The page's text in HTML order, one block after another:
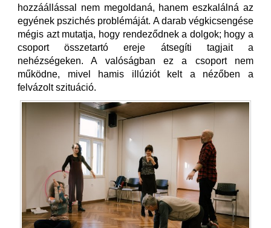
hozzáállással nem megoldaná, hanem eszkalálná az
egyének pszichés problémáját. A darab végkicsengése
mégis azt mutatja, hogy rendeződnek a dolgok; hogy a
csoport összetartó ereje átsegíti tagjait a
nehézségeken. A valóságban ez a csoport nem
működne, mivel hamis illúziót kelt a nézőben a
felvázolt szituáció.